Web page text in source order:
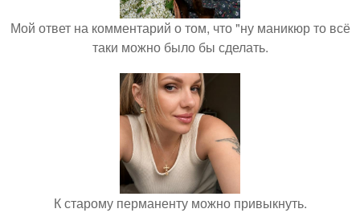
Мой ответ на комментарий о том, что "ну маникюр то всё
таки можно было бы сделать.
К старому перманенту можно привыкнуть.